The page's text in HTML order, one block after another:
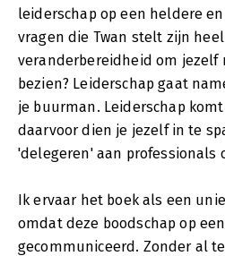
leiderschap op een heldere
vragen die Twan stelt zijn
veranderbereidheid om jezelf
bezien? Leiderschap gaat
je buurman. Leiderschap
daarvoor dien je jezelf in te
'delegeren' aan professionals
Ik ervaar het boek als een
omdat deze boodschap op
gecommuniceerd. Zonder al